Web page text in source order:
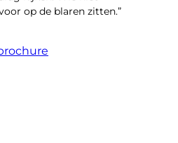
op de blaren zitten.”